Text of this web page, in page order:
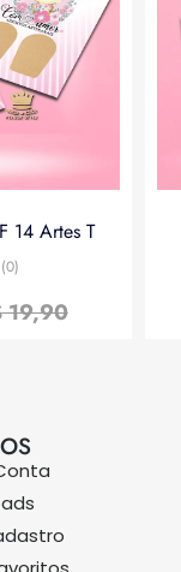
14 Artes T
(0)
19,90